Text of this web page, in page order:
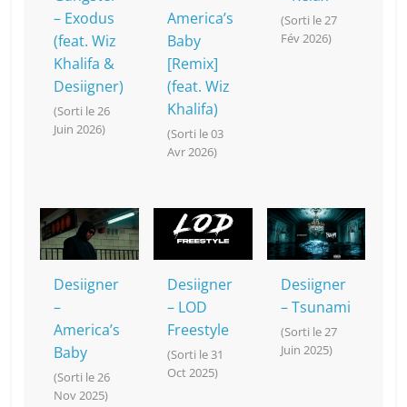
– Exodus
(feat. Wiz
Khalifa &
Desiigner)
(Sorti le 26
Juin 2026)
America’s
Baby
[Remix]
(feat. Wiz
Khalifa)
(Sorti le 03
Avr 2026)
(Sorti le 27
Fév 2026)
Desiigner
–
America’s
Baby
(Sorti le 26
Nov 2025)
Desiigner
– LOD
Freestyle
(Sorti le 31
Oct 2025)
Desiigner
– Tsunami
(Sorti le 27
Juin 2025)